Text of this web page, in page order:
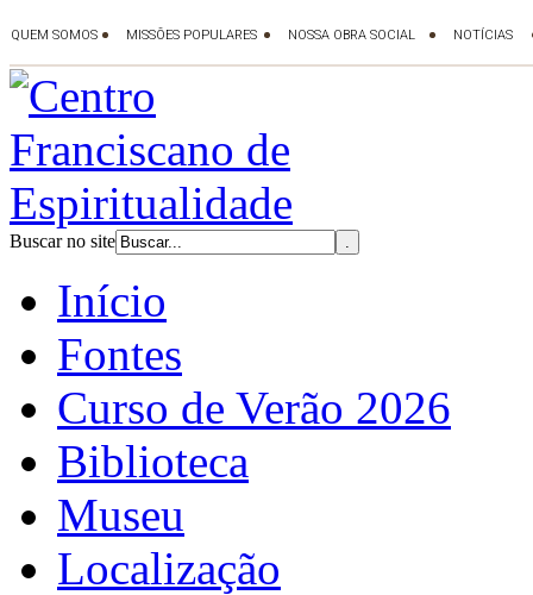
Buscar no site
Início
Fontes
Curso de Verão 2026
Biblioteca
Museu
Localização